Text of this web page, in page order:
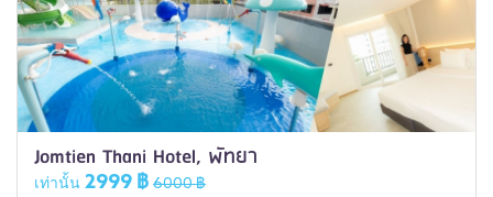
Jomtien Thani Hotel, พัทยา
เท่านั้น 2999 ฿ 6000 ฿